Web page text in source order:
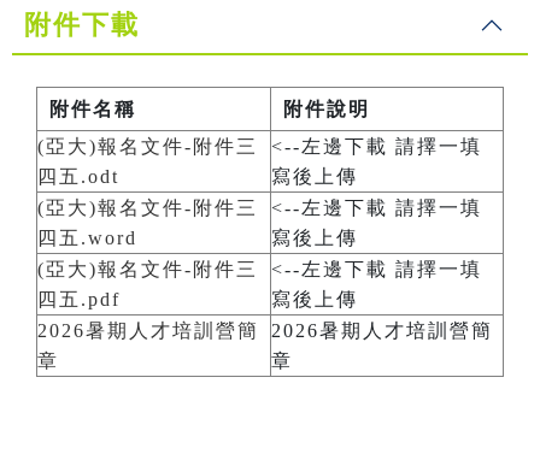
附件下載
附件名稱
附件說明
(亞大)報名文件-附件三
四五.odt
<--左邊下載 請擇一填
寫後上傳
(亞大)報名文件-附件三
四五.word
<--左邊下載 請擇一填
寫後上傳
(亞大)報名文件-附件三
四五.pdf
<--左邊下載 請擇一填
寫後上傳
2026暑期人才培訓營簡
章
2026暑期人才培訓營簡
章